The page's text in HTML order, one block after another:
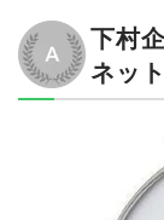
下村
ネット